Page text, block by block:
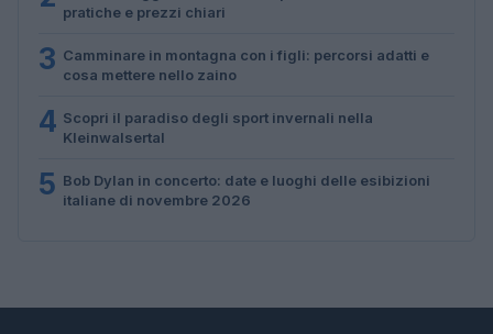
pratiche e prezzi chiari
3 Camminare in montagna con i figli: percorsi adatti e
cosa mettere nello zaino
4 Scopri il paradiso degli sport invernali nella
Kleinwalsertal
5 Bob Dylan in concerto: date e luoghi delle esibizioni
italiane di novembre 2026